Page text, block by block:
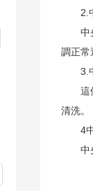
2.中
中央
調正常
3.中
這個
清洗。
4中
中央